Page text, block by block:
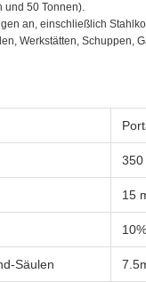
und 50 Tonnen).
an, einschließlich
Werkstätten, Schuppen,
350
15
10%
Säulen